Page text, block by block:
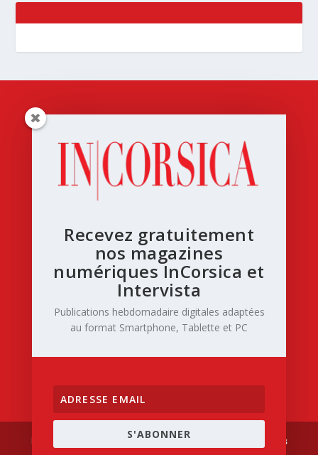
Elegant Themes| Powered by WordPress
Recevez gratuitement
nos magazines
numériques InCorsica et
Intervista
Publications hebdomadaire digitales adaptées
au format Smartphone, Tablette et PC
S'ABONNER